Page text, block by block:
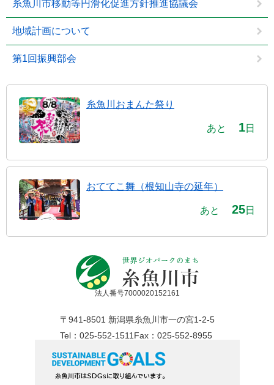
糸魚川市移動等円滑化促進方針推進協議会
地域計画について
第1回振興部会
糸魚川おまんた祭り
あと 1日
おててこ舞（根知山寺の延年）
あと 25日
法人番号7000020152161
〒941-8501 新潟県糸魚川市一の宮1-2-5
Tel：025-552-1511 Fax：025-552-8955